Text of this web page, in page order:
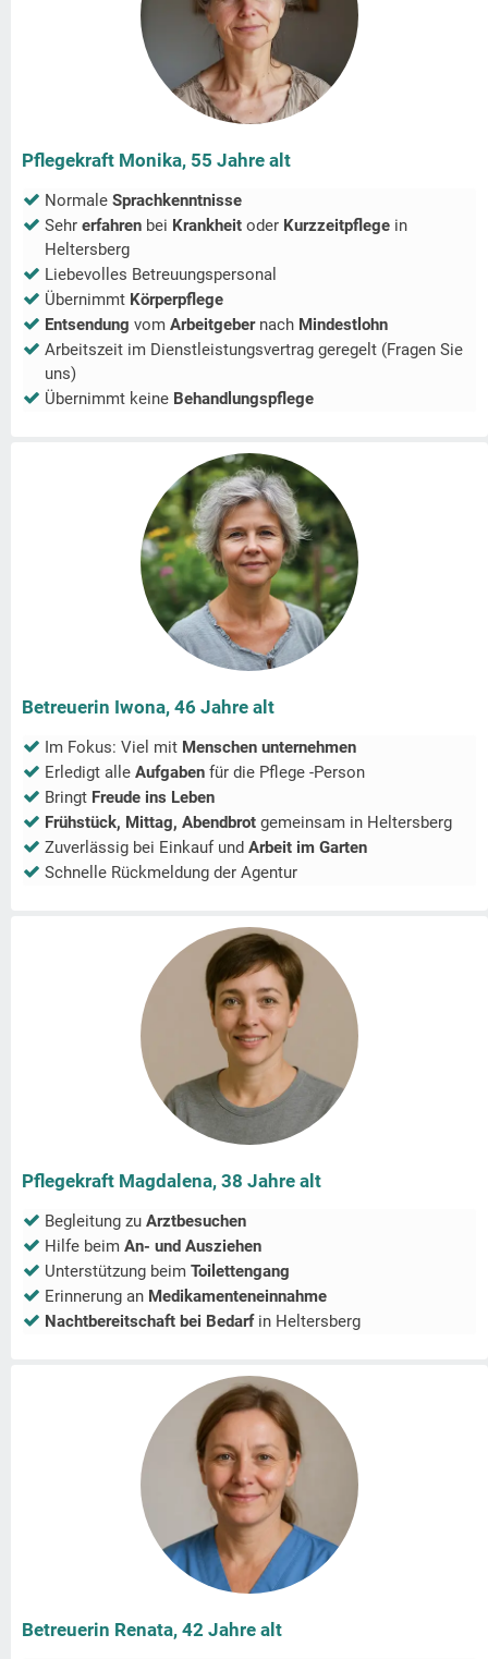
Pflegekraft Monika, 55 Jahre alt
Normale Sprachkenntnisse
Sehr erfahren bei Krankheit oder Kurzzeitpflege in
Heltersberg
Liebevolles Betreuungspersonal
Übernimmt Körperpflege
Entsendung vom Arbeitgeber nach Mindestlohn
Arbeitszeit im Dienstleistungsvertrag geregelt (Fragen Sie
uns)
Übernimmt keine Behandlungspflege
Betreuerin Iwona, 46 Jahre alt
Im Fokus: Viel mit Menschen unternehmen
Erledigt alle Aufgaben für die Pflege -Person
Bringt Freude ins Leben
Frühstück, Mittag, Abendbrot gemeinsam in Heltersberg
Zuverlässig bei Einkauf und Arbeit im Garten
Schnelle Rückmeldung der Agentur
Pflegekraft Magdalena, 38 Jahre alt
Begleitung zu Arztbesuchen
Hilfe beim An- und Ausziehen
Unterstützung beim Toilettengang
Erinnerung an Medikamenteneinnahme
Nachtbereitschaft bei Bedarfin Heltersberg
Betreuerin Renata, 42 Jahre alt